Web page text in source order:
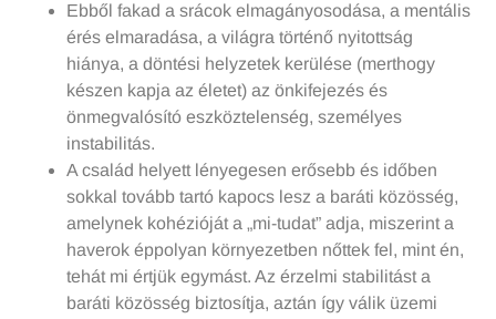
Ebből fakad a srácok elmagányosodása, a mentális
érés elmaradása, a világra történő nyitottság
hiánya, a döntési helyzetek kerülése (merthogy
készen kapja az életet) az önkifejezés és
önmegvalósító eszköztelenség, személyes
instabilitás.
A család helyett lényegesen erősebb és időben
sokkal tovább tartó kapocs lesz a baráti közösség,
amelynek kohézióját a „mi-tudat” adja, miszerint a
haverok éppolyan környezetben nőttek fel, mint én,
tehát mi értjük egymást. Az érzelmi stabilitást a
baráti közösség biztosítja, aztán így válik üzemi